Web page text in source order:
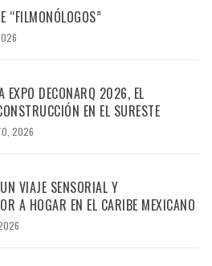
“FILMONÓLOGOS”
EXPO DECONARQ 2026, EL
EN EL SURESTE
2026
VIAJE SENSORIAL Y
A HOGAR EN EL CARIBE MEXICANO